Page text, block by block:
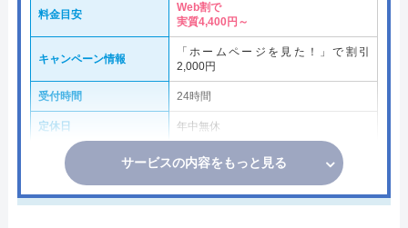
料金目安
Web割で
実質4,400円～
キャンペーン情報
「ホームページを見た！」で割引
2,000円
受付時間 24時間
定休日 年中無休
サービスの内容をもっと見る